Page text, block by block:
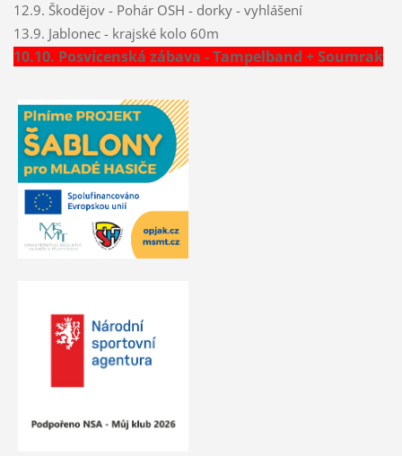
12.9. Škodějov - Pohár OSH - dorky - vyhlášení
13.9. Jablonec - krajské kolo 60m
10.10. Posvícenská zábava - Tampelband + Soumrak